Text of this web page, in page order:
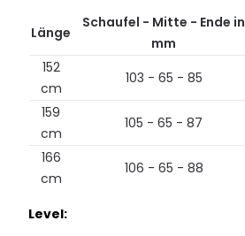
Länge
Schaufel - Mitte - Ende in
mm
152
cm
103 - 65 - 85
159
cm
105 - 65 - 87
166
cm
106 - 65 - 88
Level: